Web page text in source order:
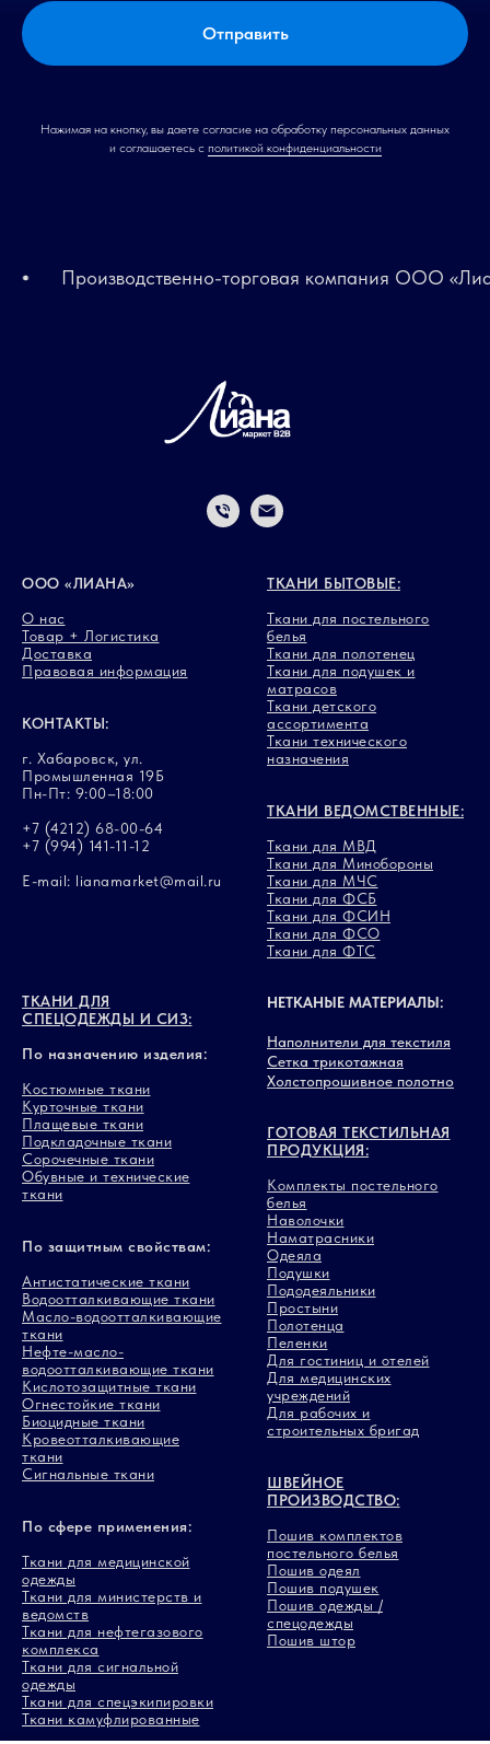
Отправить
Нажимая на кнопку, вы даете согласие на обработку персональных данных
и соглашаетесь c политикой конфиденциальности
Производственно-торговая компания ООО
ООО «ЛИАНА»
О нас
Товар + Логистика
Доставка
Правовая информация
КОНТАКТЫ:
г. Хабаровск, ул.
Промышленная 19Б
Пн-Пт: 9:00–18:00
+7 (4212) 68-00-64
+7 (994) 141-11-12
E-mail: lianamarket@mail.ru
ТКАНИ БЫТОВЫЕ:
Ткани для постельного
белья
Ткани для полотенец
Ткани для подушек и
матрасов
Ткани детского
ассортимента
Ткани технического
назначения
ТКАНИ ВЕДОМСТВЕННЫЕ:
Ткани для МВД
Ткани для Минобороны
Ткани для МЧС
Ткани для ФСБ
Ткани для ФСИН
Ткани для ФСО
Ткани для ФТС
ТКАНИ ДЛЯ
СПЕЦОДЕЖДЫ И СИЗ:
По назначению изделия:
Костюмные ткани
Курточные ткани
Плащевые ткани
Подкладочные ткани
Сорочечные ткани
Обувные и технические
ткани
По защитным свойствам:
Антистатические ткани
Водоотталкивающие ткани
Масло-водоотталкивающие
ткани
Нефте-масло-
водоотталкивающие ткани
Кислотозащитные ткани
Огнестойкие ткани
Биоцидные ткани
Кровеотталкивающие
ткани
Сигнальные ткани
По сфере применения:
Ткани для медицинской
одежды
Ткани для министерств и
ведомств
Ткани для нефтегазового
комплекса
Ткани для сигнальной
одежды
Ткани для спецэкипировки
Ткани камуфлированные
НЕТКАНЫЕ МАТЕРИАЛЫ:
Наполнители для текстиля
Сетка трикотажная
Холстопрошивное полотно
ГОТОВАЯ ТЕКСТИЛЬНАЯ
ПРОДУКЦИЯ:
Комплекты постельного
белья
Наволочки
Наматрасники
Одеяла
Подушки
Пододеяльники
Простыни
Полотенца
Пеленки
Для гостиниц и отелей
Для медицинских
учреждений
Для рабочих и
строительных бригад
ШВЕЙНОЕ
ПРОИЗВОДСТВО:
Пошив комплектов
постельного белья
Пошив одеял
Пошив подушек
Пошив одежды /
спецодежды
Пошив штор